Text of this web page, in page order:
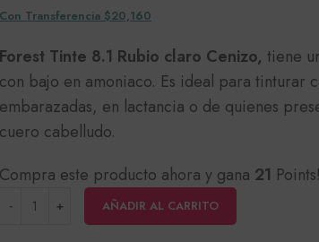
Con Transferencia $20,160
Forest Tinte 8.1 Rubio claro Cenizo, tiene
con bajo en amoniaco. Es ideal para tinturar
embarazadas, en lactancia o de quienes
cuero cabelludo.
Compra este producto ahora y gana 21 Points!
AÑADIR AL CARRITO